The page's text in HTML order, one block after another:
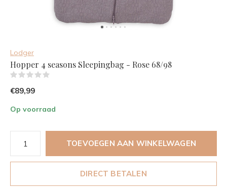
Lodger
Hopper 4 seasons Sleepingbag - Rose 68/98
€89,99
Op voorraad
TOEVOEGEN AAN WINKELWAGEN
DIRECT BETALEN